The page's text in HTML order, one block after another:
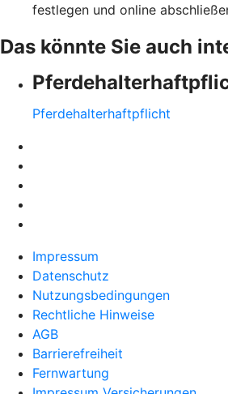
festlegen und online
Das könnte Sie auch
Pferdehalter­haftpflicht
Impressum
Datenschutz
Nutzungsbedingungen
Rechtliche Hinweise
AGB
Barrierefreiheit
Fernwartung